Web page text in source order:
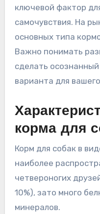
ключевой фактор
самочувствия. На
основных типа
Важно понимать
сделать
варианта для
корма для
Корм для собак в
наиболее
четвероногих
10%), зато много
минералов.